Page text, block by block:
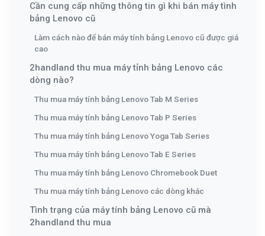
Cần cung cấp những thông tin gì khi bán máy tình
bảng Lenovo cũ
Làm cách nào để bán máy tính bảng Lenovo cũ được giá
cao
2handland thu mua máy tỉnh bảng Lenovo các
dòng nào?
Thu mua máy tính bảng Lenovo Tab M Series
Thu mua máy tính bảng Lenovo Tab P Series
Thu mua máy tính bảng Lenovo Yoga Tab Series
Thu mua máy tính bảng Lenovo Tab E Series
Thu mua máy tính bảng Lenovo Chromebook Duet
Thu mua máy tính bảng Lenovo các dòng khác
Tình trạng của máy tính bảng Lenovo cũ mà
2handland thu mua